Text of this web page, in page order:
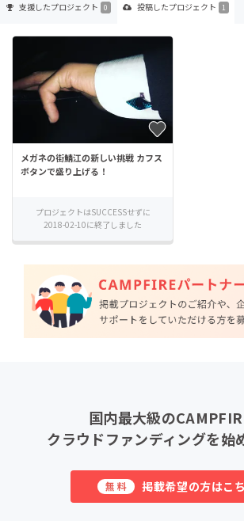
支援したプロジェクト 0 投稿したプロジェクト 1
メガネの街鯖江の新しい挑戦 カフス
ボタンで盛り上げる！
プロジェクトはSUCCESSせずに
2018-02-10に終了しました
国内最大級の
クラウドファンディングを始
無料 掲載希望の方はこ